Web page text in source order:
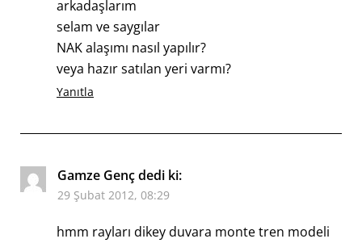
arkadaşlarım
selam ve saygılar
NAK alaşımı nasıl yapılır?
veya hazır satılan yeri varmı?
Yanıtla
Gamze Gençdedi ki:
29 Şubat 2012, 08:29
hmm rayları dikey duvara monte tren modeli